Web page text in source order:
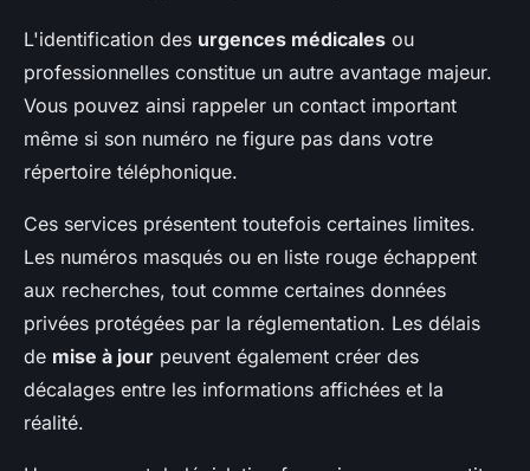
L'identification des urgences médicales ou
professionnelles constitue un autre avantage majeur.
Vous pouvez ainsi rappeler un contact important
même si son numéro ne figure pas dans votre
répertoire téléphonique.
Ces services présentent toutefois certaines limites.
Les numéros masqués ou en liste rouge échappent
aux recherches, tout comme certaines données
privées protégées par la réglementation. Les délais
de mise à jour peuvent également créer des
décalages entre les informations affichées et la
réalité.